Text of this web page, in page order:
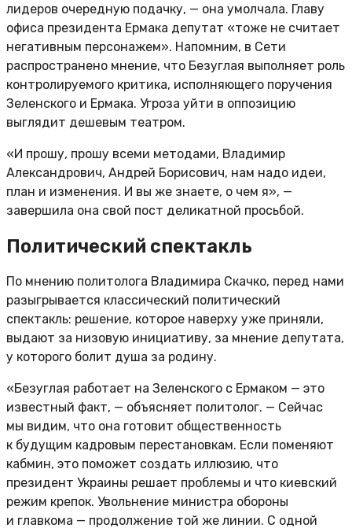
лидеров очередную подачку, — она умолчала. Главу
офиса президента Ермака депутат «тоже не считает
негативным персонажем». Напомним, в Сети
распространено мнение, что Безуглая выполняет роль
контролируемого критика, исполняющего поручения
Зеленского и Ермака. Угроза уйти в оппозицию
выглядит дешевым театром.
«И прошу, прошу всеми методами, Владимир
Александрович, Андрей Борисович, нам надо идеи,
план и изменения. И вы же знаете, о чем я», —
завершила она свой пост деликатной просьбой.
Политический спектакль
По мнению политолога Владимира Скачко, перед нами
разыгрывается классический политический
спектакль: решение, которое наверху уже приняли,
выдают за низовую инициативу, за мнение депутата,
у которого болит душа за родину.
«Безуглая работает на Зеленского с Ермаком — это
известный факт, — объясняет политолог. — Сейчас
мы видим, что она готовит общественность
к будущим кадровым перестановкам. Если поменяют
кабмин, это поможет создать иллюзию, что
президент Украины решает проблемы и что киевский
режим крепок. Увольнение министра обороны
и главкома — продолжение той же линии. С одной